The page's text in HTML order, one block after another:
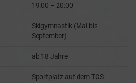
19:00 – 20:00
Skigymnastik (Mai bis
September)
ab 18 Jahre
Sportplatz auf dem TGS-